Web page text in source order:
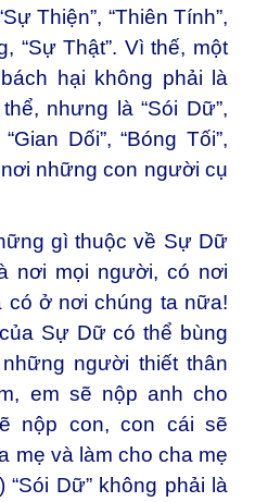
Thiện”, “Thiên Tính”,
“Sự Thật”. Vì thế, một
hại không phải là
nhưng là “Sói Dữ”,
Dối”, “Bóng Tối”,
những con người cụ
gì thuộc về Sự Dữ
nơi mọi người, có nơi
có ở nơi chúng ta nữa!
Sự Dữ có thể bùng
người thiết thân
em sẽ nộp anh cho
nộp con, con cái sẽ
mẹ và làm cho cha mẹ
“Sói Dữ” không phải là